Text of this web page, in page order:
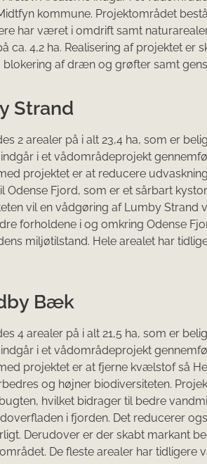
kommune. Projektområdet
har været i omdrift samt
ca. 4,2 ha. Realisering af projektet er
blokering af dræn og grøfter samt
Strand
2 arealer på i alt 23,4 ha, som er
i et vådområdeprojekt
projektet er at reducere
Odense Fjord, som er et sårbart
vil en vådgøring af Lumby
forholdene i og omkring Odense
miljøtilstand. Hele arealet har
Bæk
4 arealer på i alt 21,5 ha, som er
i et vådområdeprojekt
projektet er at fjerne kvælstof så
og højner biodiversiteten.
hvilket bidrager til bedre
i fjorden. Det reducerer
Derudover er der skabt markant
De fleste arealer har